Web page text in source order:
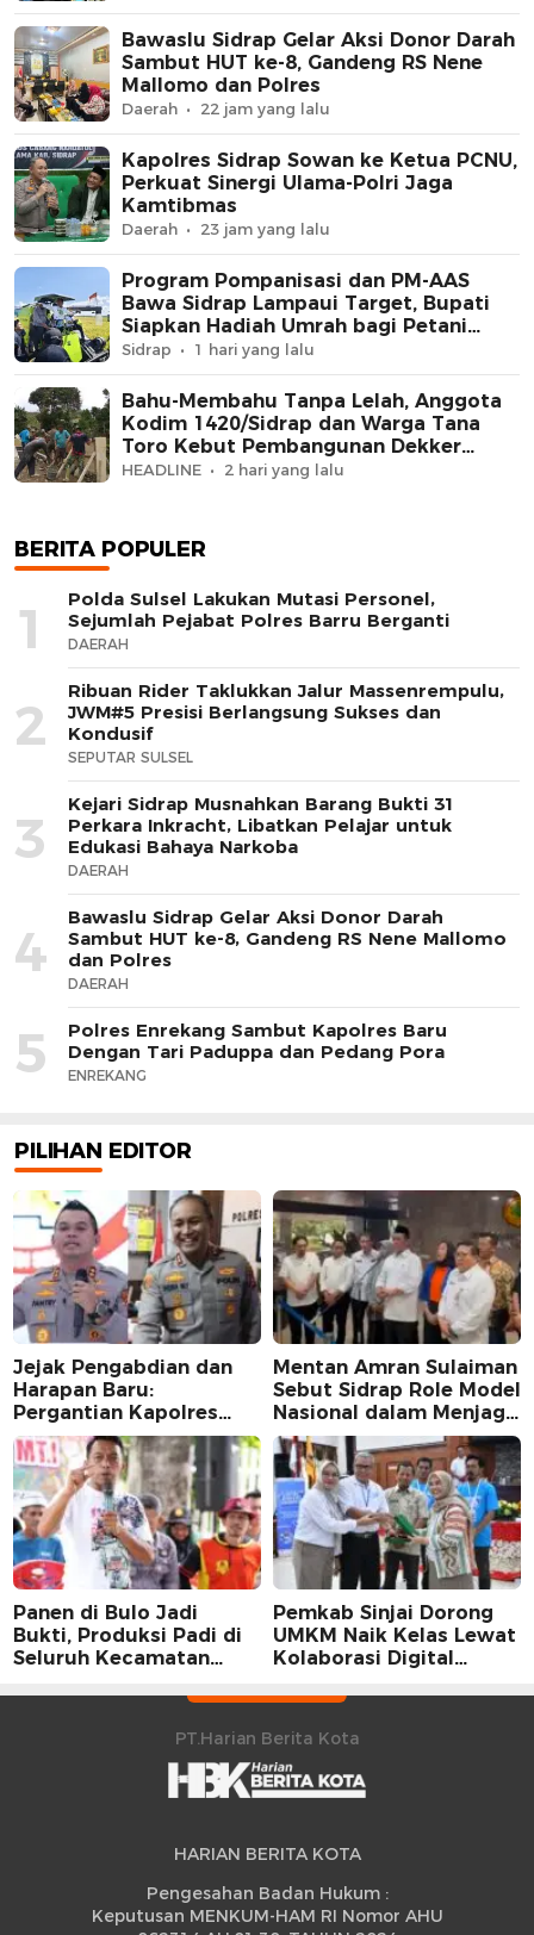
Bawaslu Sidrap Gelar Aksi Donor Darah
Sambut HUT ke-8, Gandeng RS Nene
Mallomo dan Polres
Daerah 22 jam yang lalu
Kapolres Sidrap Sowan ke Ketua PCNU,
Perkuat Sinergi Ulama-Polri Jaga
Kamtibmas
Daerah 23 jam yang lalu
Program Pompanisasi dan PM-AAS
Bawa Sidrap Lampaui Target, Bupati
Siapkan Hadiah Umrah bagi Petani
Berprestasi
Sidrap 1 hari yang lalu
Bahu-Membahu Tanpa Lelah, Anggota
Kodim 1420/Sidrap dan Warga Tana
Toro Kebut Pembangunan Dekker
Jembatan Beton
HEADLINE 2 hari yang lalu
BERITA POPULER
1
Polda Sulsel Lakukan Mutasi Personel,
Sejumlah Pejabat Polres Barru Berganti
DAERAH
2
Ribuan Rider Taklukkan Jalur Massenrempulu,
JWM#5 Presisi Berlangsung Sukses dan
Kondusif
SEPUTAR SULSEL
3
Kejari Sidrap Musnahkan Barang Bukti 31
Perkara Inkracht, Libatkan Pelajar untuk
Edukasi Bahaya Narkoba
DAERAH
4
Bawaslu Sidrap Gelar Aksi Donor Darah
Sambut HUT ke-8, Gandeng RS Nene Mallomo
dan Polres
DAERAH
5
Polres Enrekang Sambut Kapolres Baru
Dengan Tari Paduppa dan Pedang Pora
ENREKANG
PILIHAN EDITOR
Jejak Pengabdian dan
Harapan Baru:
Pergantian Kapolres
Sidrap dalam Perspektif
Karier Dua Perwira
Mentan Amran Sulaiman
Sebut Sidrap Role Model
Nasional dalam Menjaga
Stabilitas Harga Telur
Panen di Bulo Jadi
Bukti, Produksi Padi di
Seluruh Kecamatan
Peningkatan
Pemkab Sinjai Dorong
UMKM Naik Kelas Lewat
Kolaborasi Digital
PT.Harian Berita Kota
HARIAN BERITA KOTA
Pengesahan Badan Hukum :
Keputusan MENKUM-HAM RI Nomor AHU